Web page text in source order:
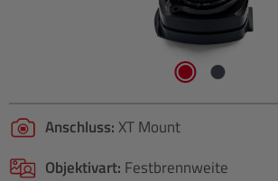
Anschluss:XT Mount
Objektivart: Festbrennweite